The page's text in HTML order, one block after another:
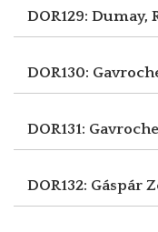
DOR129: Dumay,
DOR130:
DOR131: Gavroche
DOR132: Gáspár